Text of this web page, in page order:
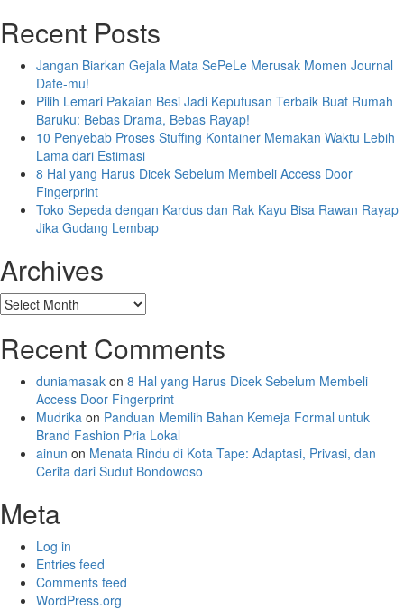
Recent Posts
Jangan Biarkan Gejala Mata SePeLe Merusak Momen Journal
Date-mu!
Pilih Lemari Pakaian Besi Jadi Keputusan Terbaik Buat Rumah
Baruku: Bebas Drama, Bebas Rayap!
10 Penyebab Proses Stuffing Kontainer Memakan Waktu Lebih
Lama dari Estimasi
8 Hal yang Harus Dicek Sebelum Membeli Access Door
Fingerprint
Toko Sepeda dengan Kardus dan Rak Kayu Bisa Rawan Rayap
Jika Gudang Lembap
Archives
Archives
Recent Comments
duniamasak on 8 Hal yang Harus Dicek Sebelum Membeli
Access Door Fingerprint
Mudrika on Panduan Memilih Bahan Kemeja Formal untuk
Brand Fashion Pria Lokal
ainun on Menata Rindu di Kota Tape: Adaptasi, Privasi, dan
Cerita dari Sudut Bondowoso
Meta
Log in
Entries feed
Comments feed
WordPress.org